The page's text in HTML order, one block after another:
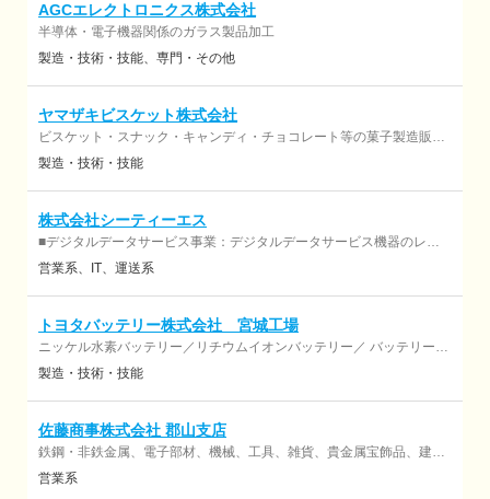
AGCエレクトロニクス株式会社
半導体・電子機器関係のガラス製品加工
製造・技術・技能
専門・その他
ヤマザキビスケット株式会社
ビスケット・スナック・キャンディ・チョコレート等の菓子製造販売
※「FSSC22000」 認証取得
製造・技術・技能
株式会社シーティーエス
■デジタルデータサービス事業：デジタルデータサービス機器のレン
タル及び販売、アプリケーションの販売、各種サポートサービス ■測
守
営業系 IT 運送系
トヨタバッテリー株式会社 宮城工場
ニッケル水素バッテリー／リチウムイオンバッテリー／ バッテリーマ
ネジメントシステムの開発・製造・販売。 車載用バッテリーパックの
製造・技術・技能
佐藤商事株式会社 郡山支店
鉄鋼・非鉄金属、電子部材、機械、工具、雑貨、貴金属宝飾品、建設
資材、環境関連商材などの国内販売及び輸出入
営業系